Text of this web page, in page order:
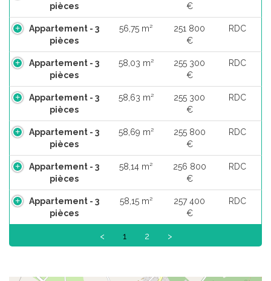
pièces
€
Appartement - 3
pièces
56,75 m²
251 800
€
RDC
Appartement - 3
pièces
58,03 m²
255 300
€
RDC
Appartement - 3
pièces
58,63 m²
255 300
€
RDC
Appartement - 3
pièces
58,69 m²
255 800
€
RDC
Appartement - 3
pièces
58,14 m²
256 800
€
RDC
Appartement - 3
pièces
58,15 m²
257 400
€
RDC
< 1 2 >